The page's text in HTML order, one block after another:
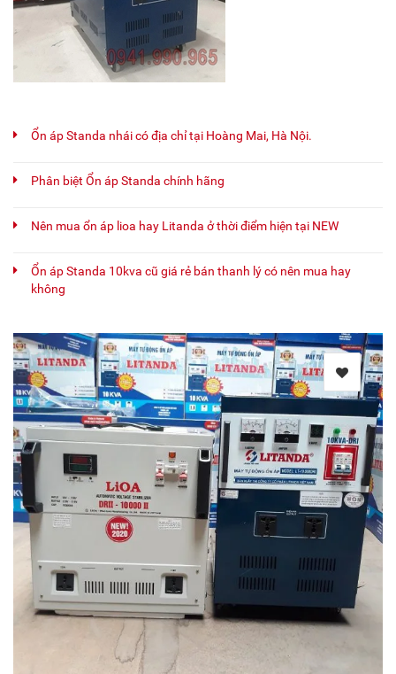
Ổn áp Standa nhái có địa chỉ tại Hoàng Mai, Hà Nội.
Phân biệt Ổn áp Standa chính hãng
Nên mua ổn áp lioa hay Litanda ở thời điểm hiện tại NEW
Ổn áp Standa 10kva cũ giá rẻ bán thanh lý có nên mua hay
không